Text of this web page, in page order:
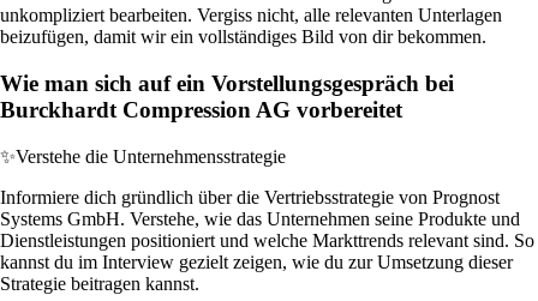
unkompliziert bearbeiten. Vergiss nicht, alle relevanten Unterlagen
beizufügen, damit wir ein vollständiges Bild von dir bekommen.
Wie man sich auf ein Vorstellungsgespräch bei
Burckhardt Compression AG vorbereitet
✨Verstehe die Unternehmensstrategie
Informiere dich gründlich über die Vertriebsstrategie von Prognost
Systems GmbH. Verstehe, wie das Unternehmen seine Produkte und
Dienstleistungen positioniert und welche Markttrends relevant sind. So
kannst du im Interview gezielt zeigen, wie du zur Umsetzung dieser
Strategie beitragen kannst.